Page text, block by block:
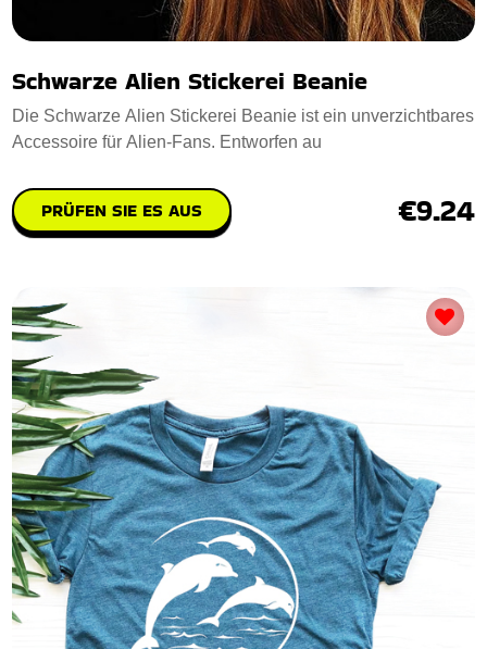
Schwarze Alien Stickerei Beanie
Die Schwarze Alien Stickerei Beanie ist ein unverzichtbares
Accessoire für Alien-Fans. Entworfen au
PRÜFEN SIE ES AUS €9.24